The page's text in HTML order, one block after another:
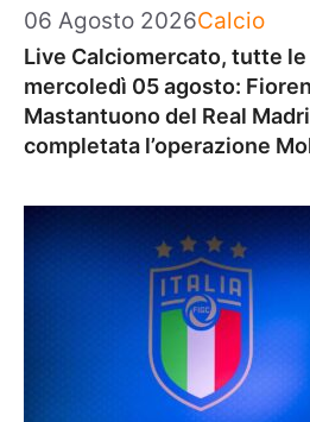
06 Agosto 2026Categorie
Calcio
Live Calciomercato, tutte
mercoledì 05 agosto:
Mastantuono del Real
completata l’operazione